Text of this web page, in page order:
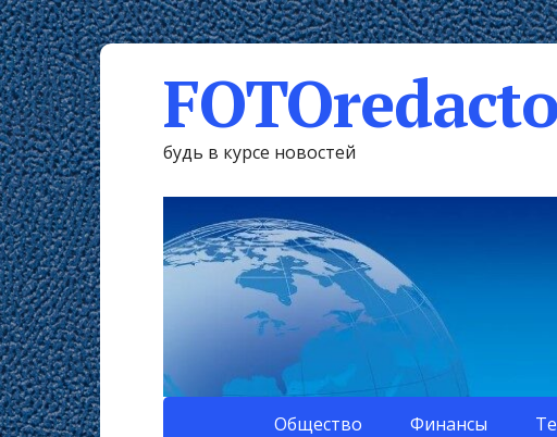
будь в курсе новостей
Общество Финансы